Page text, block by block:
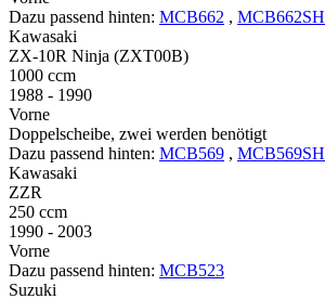
Dazu passend hinten: MCB662 , MCB662SH
Kawasaki
ZX-10R Ninja (ZXT00B)
1000 ccm
1988 - 1990
Vorne
Doppelscheibe, zwei werden benötigt
Dazu passend hinten: MCB569 , MCB569SH
Kawasaki
ZZR
250 ccm
1990 - 2003
Vorne
Dazu passend hinten: MCB523
Suzuki